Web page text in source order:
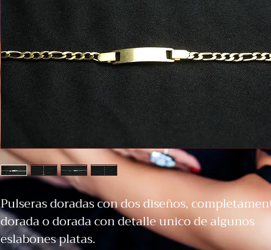
Pulseras doradas con dos diseños,
dorada o dorada con detalle unico de algunos
eslabones platas.